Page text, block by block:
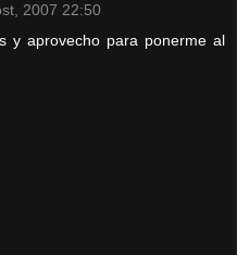
2007 22:50
y aprovecho para ponerme al